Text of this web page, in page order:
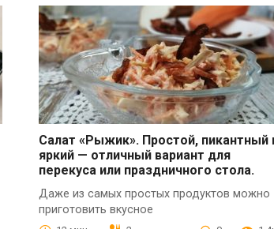
Салат «Рыжик». Простой, пикантный
яркий — отличный вариант для
перекуса или праздничного стола.
Даже из самых простых продуктов можно
приготовить вкусное